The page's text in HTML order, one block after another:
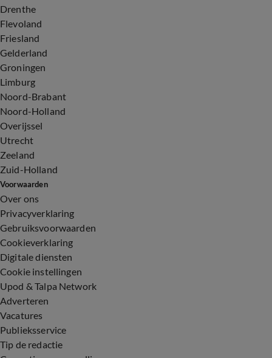
Drenthe
Flevoland
Friesland
Gelderland
Groningen
Limburg
Noord-Brabant
Noord-Holland
Overijssel
Utrecht
Zeeland
Zuid-Holland
Voorwaarden
Over ons
Privacyverklaring
Gebruiksvoorwaarden
Cookieverklaring
Digitale diensten
Cookie instellingen
Upod & Talpa Network
Adverteren
Vacatures
Publieksservice
Tip de redactie